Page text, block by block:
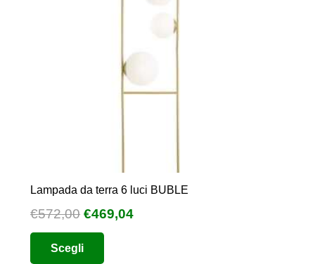
Lampada da terra 6 luci BUBLE
€572,00 Il
prezzo
originale
€469,04Il
Scegli